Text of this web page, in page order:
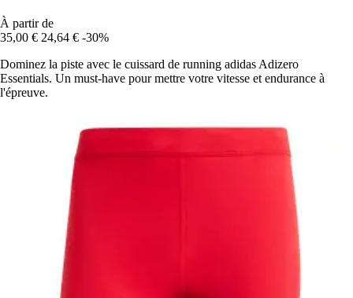
À partir de
35,00 € 24,64 € -30%
Dominez la piste avec le cuissard de running adidas Adizero
Essentials. Un must-have pour mettre votre vitesse et endurance à
l'épreuve.